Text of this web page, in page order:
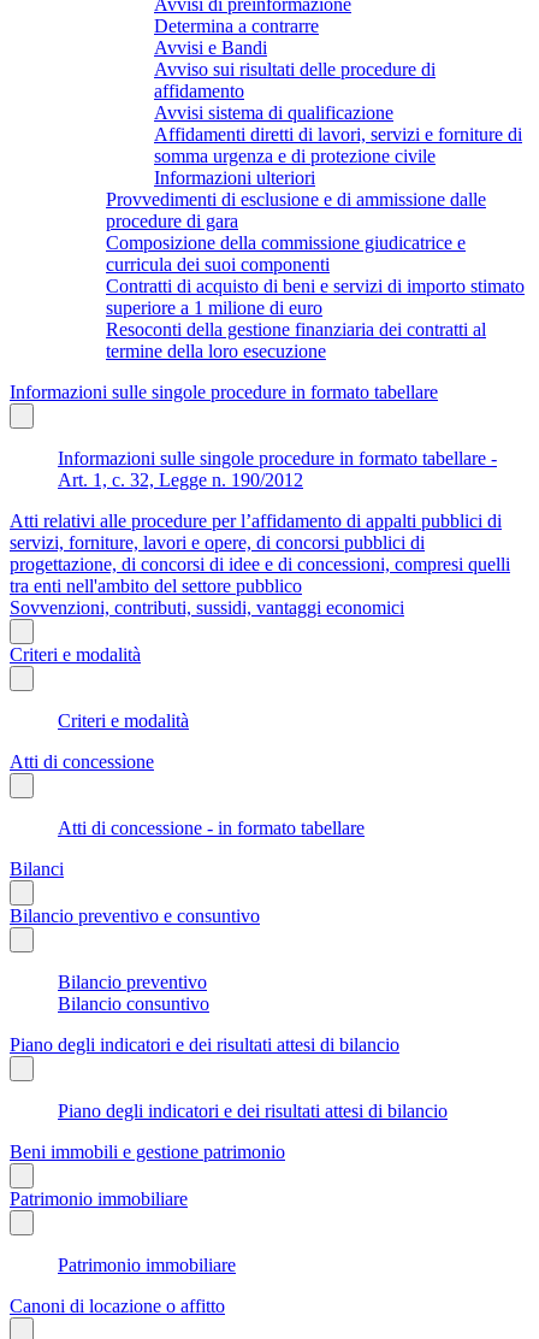
Determina a contrarre
Avvisi e Bandi
Avviso sui risultati delle procedure di
affidamento
Avvisi sistema di qualificazione
Affidamenti diretti di lavori, servizi e forniture di
somma urgenza e di protezione civile
Informazioni ulteriori
Provvedimenti di esclusione e di ammissione dalle
procedure di gara
Composizione della commissione giudicatrice e
curricula dei suoi componenti
Contratti di acquisto di beni e servizi di importo stimato
superiore a 1 milione di euro
Resoconti della gestione finanziaria dei contratti al
termine della loro esecuzione
Informazioni sulle singole procedure in formato tabellare
Informazioni sulle singole procedure in formato tabellare -
Art. 1, c. 32, Legge n. 190/2012
Atti relativi alle procedure per l’affidamento di appalti pubblici di
servizi, forniture, lavori e opere, di concorsi pubblici di
progettazione, di concorsi di idee e di concessioni, compresi quelli
tra enti nell'ambito del settore pubblico
Sovvenzioni, contributi, sussidi, vantaggi economici
Criteri e modalità
Criteri e modalità
Atti di concessione
Atti di concessione - in formato tabellare
Bilanci
Bilancio preventivo e consuntivo
Bilancio preventivo
Bilancio consuntivo
Piano degli indicatori e dei risultati attesi di bilancio
Piano degli indicatori e dei risultati attesi di bilancio
Beni immobili e gestione patrimonio
Patrimonio immobiliare
Patrimonio immobiliare
Canoni di locazione o affitto